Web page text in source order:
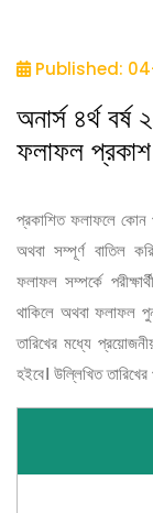
Published:
অনার্স ৪র্থ
ফলাফল
প্রকাশিত ফলাফলে কোন
অথবা সম্পূর্ণ বাতিল
ফলাফল সম্পর্কে
থাকিলে অথবা ফলাফল
তারিখের মধ্যে
হইবে। উল্লিখিত